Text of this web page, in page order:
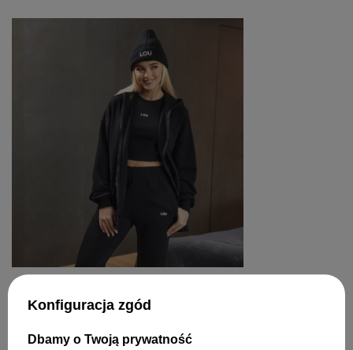
ZOSTAW SWOJĄ OPINIĘ
Konfiguracja zgód
Dbamy o Twoją prywatność